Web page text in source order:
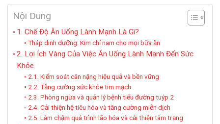
Nội Dung
1. Chế Độ Ăn Uống Lành Mạnh Là Gì?
Tháp dinh dưỡng: Kim chỉ nam cho mọi bữa ăn
2. Lợi Ích Vàng Của Việc Ăn Uống Lành Mạnh Đến Sức
Khỏe
2.1. Kiểm soát cân nặng hiệu quả và bền vững
2.2. Tăng cường sức khỏe tim mạch
2.3. Phòng ngừa và quản lý bệnh tiểu đường tuýp 2
2.4. Cải thiện hệ tiêu hóa và tăng cường miễn dịch
2.5. Làm chậm quá trình lão hóa và cải thiện tâm trạng